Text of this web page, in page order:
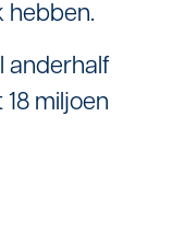
hebben.
anderhalf
miljoen